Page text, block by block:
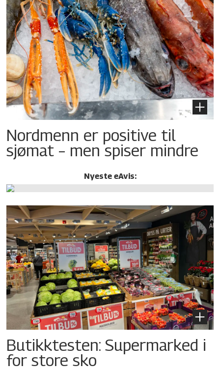
Nordmenn er positive til
sjømat – men spiser mindre
Nyeste eAvis:
Butikktesten: Supermarked i
for store sko